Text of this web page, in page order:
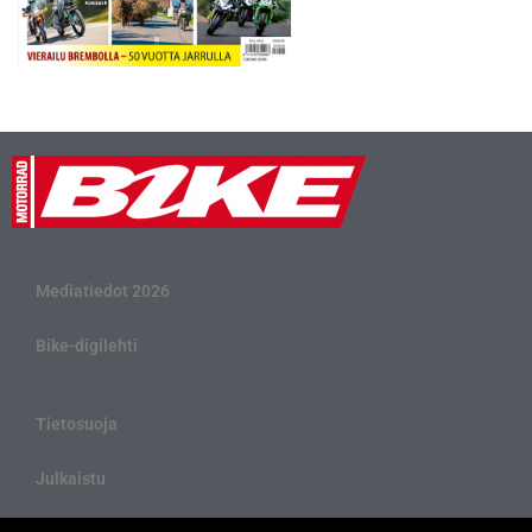
Mediatiedot 2026
Bike-digilehti
Tietosuoja
Julkaistu